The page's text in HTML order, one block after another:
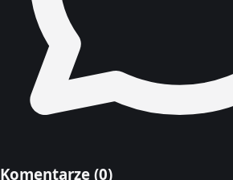
Komentarze (0)